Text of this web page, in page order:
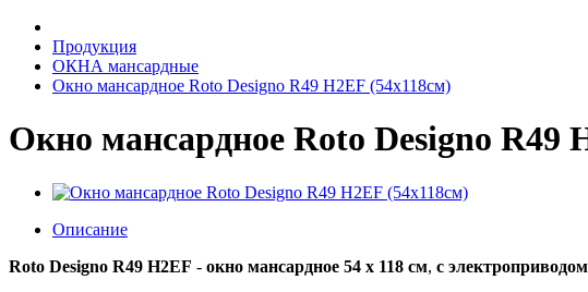
Продукция
ОКНА мансардные
Окно мансардное Roto Designo R49 H2EF (54x118см)
Окно мансардное Roto Designo R49
Описание
Roto Designo R49 H2EF - окно мансардное 54 x 118 см, с электроприводом